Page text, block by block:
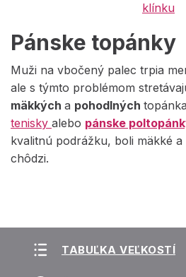
klínku
Pánske topánky
Muži na vbočený palec trpia
ale s týmto problémom
mäkkých a pohodlných
tenisky alebo pánske
kvalitnú podrážku, boli mäkké
chôdzi.
TABUĽKA VEĽKOSTÍ